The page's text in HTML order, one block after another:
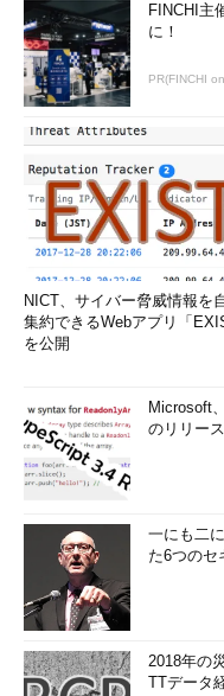
FINCHI主
に！
PR(FINCHI
NICT、サイバー脅威情報を
集約できるWebアプリ「
を公開
Microsoft
のリリー
一にも二
た6つのセ
2018年の
TTデータ